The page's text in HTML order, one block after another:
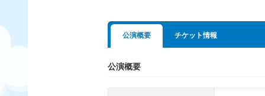
公演概要 チケット情報
公演概要